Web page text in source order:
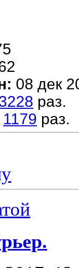
08 дек
раз.
1179 раз.